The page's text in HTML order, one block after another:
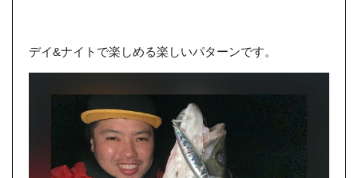
デイ&ナイトで楽しめる楽しいパターンです。